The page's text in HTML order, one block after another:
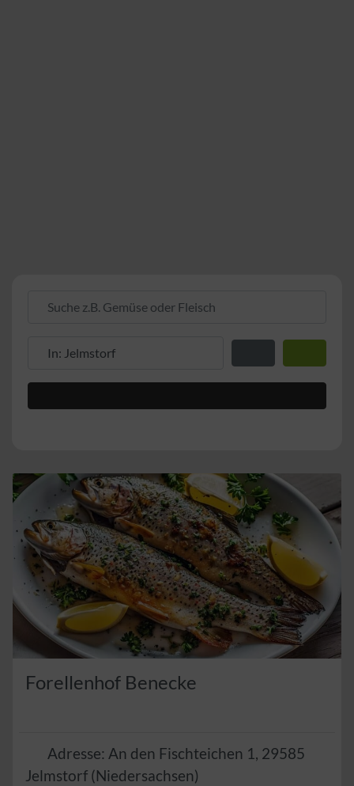
Forellenhof Benecke
Adresse: An den Fischteichen 1, 29585
Jelmstorf (Niedersachsen)